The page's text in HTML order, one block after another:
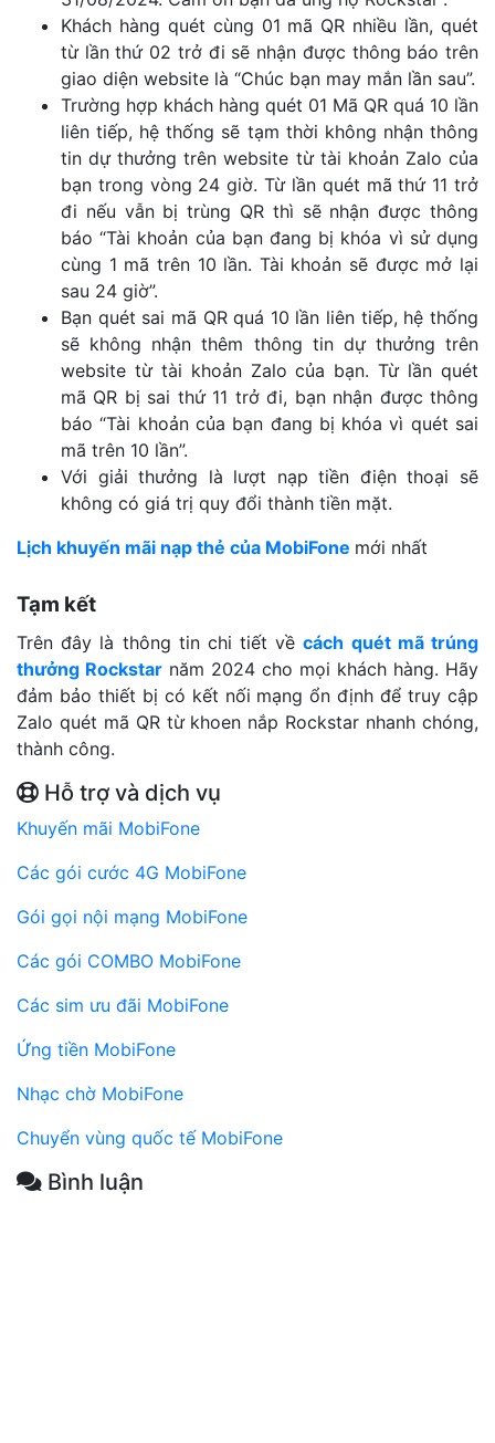
Khách hàng quét cùng 01 mã QR nhiều lần, quét
từ lần thứ 02 trở đi sẽ nhận được thông báo trên
giao diện website là “Chúc bạn may mắn lần sau”.
Trường hợp khách hàng quét 01 Mã QR quá 10 lần
liên tiếp, hệ thống sẽ tạm thời không nhận thông
tin dự thưởng trên website từ tài khoản Zalo của
bạn trong vòng 24 giờ. Từ lần quét mã thứ 11 trở
đi nếu vẫn bị trùng QR thì sẽ nhận được thông
báo “Tài khoản của bạn đang bị khóa vì sử dụng
cùng 1 mã trên 10 lần. Tài khoản sẽ được mở lại
sau 24 giờ”.
Bạn quét sai mã QR quá 10 lần liên tiếp, hệ thống
sẽ không nhận thêm thông tin dự thưởng trên
website từ tài khoản Zalo của bạn. Từ lần quét
mã QR bị sai thứ 11 trở đi, bạn nhận được thông
báo “Tài khoản của bạn đang bị khóa vì quét sai
mã trên 10 lần”.
Với giải thưởng là lượt nạp tiền điện thoại sẽ
không có giá trị quy đổi thành tiền mặt.
Lịch khuyến mãi nạp thẻ của MobiFone mới nhất
Tạm kết
Trên đây là thông tin chi tiết vềcách quét mã trúng
thưởng Rockstar năm 2024 cho mọi khách hàng. Hãy
đảm bảo thiết bị có kết nối mạng ổn định để truy cập
Zalo quét mã QR từ khoen nắp Rockstar nhanh chóng,
thành công.
Hỗ trợ và dịch vụ
Khuyến mãi MobiFone
Các gói cước 4G MobiFone
Gói gọi nội mạng MobiFone
Các gói COMBO MobiFone
Các sim ưu đãi MobiFone
Ứng tiền MobiFone
Nhạc chờ MobiFone
Chuyển vùng quốc tế MobiFone
Bình luận